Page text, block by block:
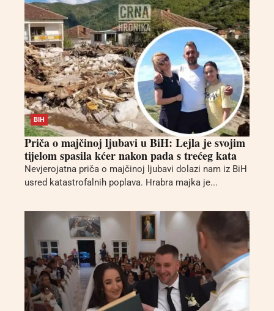
BIH
Priča o majčinoj ljubavi u BiH: Lejla je svojim
tijelom spasila kćer nakon pada s trećeg kata
Nevjerojatna priča o majčinoj ljubavi dolazi nam iz BiH
usred katastrofalnih poplava. Hrabra majka je...